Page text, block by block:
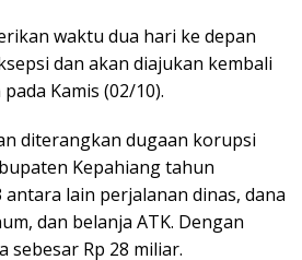
waktu dua hari ke depan
dan akan diajukan kembali
Kamis (02/10).
diterangkan dugaan korupsi
Kepahiang tahun
lain perjalanan dinas, dana
dan belanja ATK. Dengan
Rp 28 miliar.